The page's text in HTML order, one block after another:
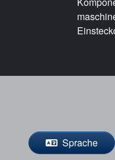
Sprache